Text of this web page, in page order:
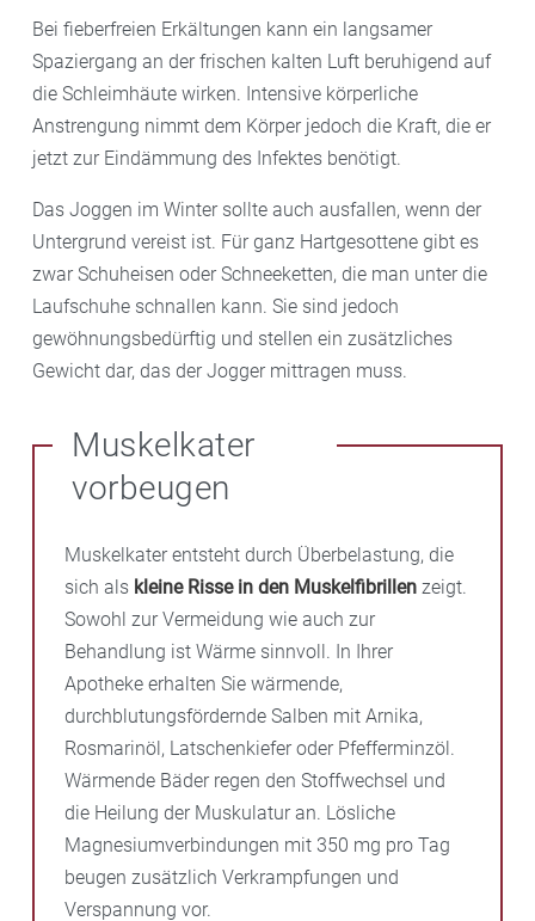
Bei fieberfreien Erkältungen kann ein langsamer
Spaziergang an der frischen kalten Luft beruhigend auf
die Schleimhäute wirken. Intensive körperliche
Anstrengung nimmt dem Körper jedoch die Kraft, die er
jetzt zur Eindämmung des Infektes benötigt.
Das Joggen im Winter sollte auch ausfallen, wenn der
Untergrund vereist ist. Für ganz Hartgesottene gibt es
zwar Schuheisen oder Schneeketten, die man unter die
Laufschuhe schnallen kann. Sie sind jedoch
gewöhnungsbedürftig und stellen ein zusätzliches
Gewicht dar, das der Jogger mittragen muss.
Muskelkater
vorbeugen
Muskelkater entsteht durch Überbelastung, die
sich als kleine Risse in den Muskelfibrillen zeigt.
Sowohl zur Vermeidung wie auch zur
Behandlung ist Wärme sinnvoll. In Ihrer
Apotheke erhalten Sie wärmende,
durchblutungsfördernde Salben mit Arnika,
Rosmarinöl, Latschenkiefer oder Pfefferminzöl.
Wärmende Bäder regen den Stoffwechsel und
die Heilung der Muskulatur an. Lösliche
Magnesiumverbindungen mit 350 mg pro Tag
beugen zusätzlich Verkrampfungen und
Verspannung vor.